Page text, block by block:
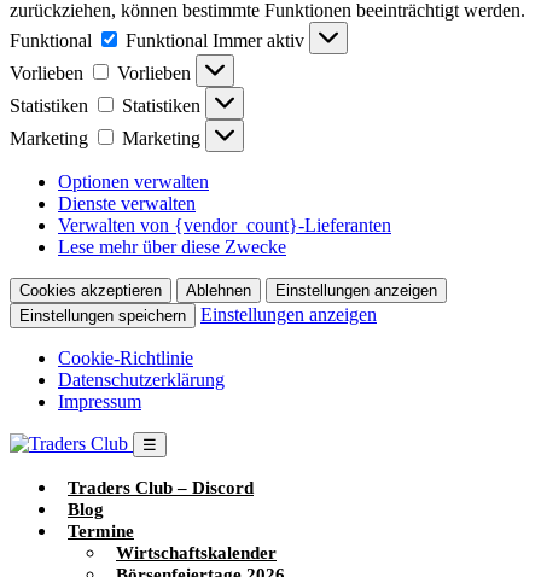
zurückziehen, können bestimmte Funktionen beeinträchtigt werden.
Funktional
Funktional Immer aktiv
Vorlieben
Vorlieben
Statistiken
Statistiken
Marketing
Marketing
Optionen verwalten
Dienste verwalten
Verwalten von {vendor_count}-Lieferanten
Lese mehr über diese Zwecke
Cookies akzeptieren Ablehnen
Einstellungen anzeigen
Einstellungen speichern
Einstellungen anzeigen
Cookie-Richtlinie
Datenschutzerklärung
Impressum
☰
Traders Club – Discord
Blog
Termine
Wirtschaftskalender